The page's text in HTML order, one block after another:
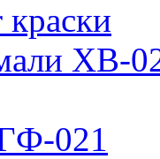
краски
ХВ-
021